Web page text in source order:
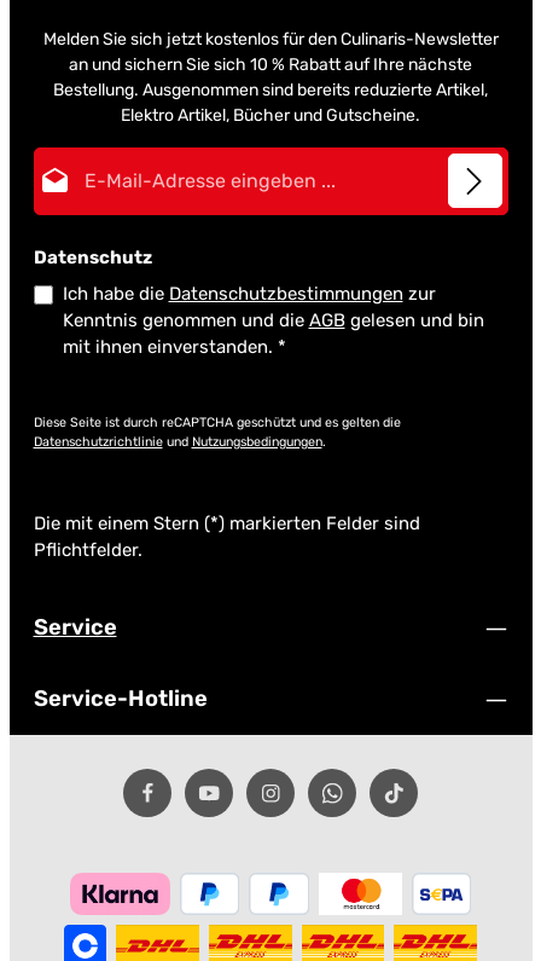
Melden Sie sich jetzt kostenlos für den Culinaris-Newsletter
an und sichern Sie sich 10 % Rabatt auf Ihre nächste
Bestellung. Ausgenommen sind bereits reduzierte Artikel,
Elektro Artikel, Bücher und Gutscheine.
Datenschutz
Ich habe die Datenschutzbestimmungen zur
Kenntnis genommen und die AGBgelesen und bin
mit ihnen einverstanden. *
Diese Seite ist durch reCAPTCHA geschützt und es gelten die
Datenschutzrichtlinieund Nutzungsbedingungen.
Die mit einem Stern (*) markierten Felder sind
Pflichtfelder.
Service
Service-Hotline